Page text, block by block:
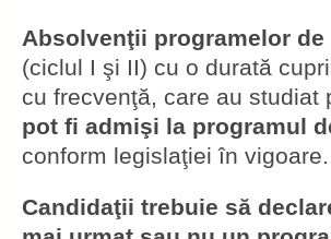
Absolvenţii programelor
(ciclul I şi II) cu o durată
cu frecvenţă, care au
pot fi admişi la programul
conform legislaţiei în vigoare.
Candidaţii trebuie să